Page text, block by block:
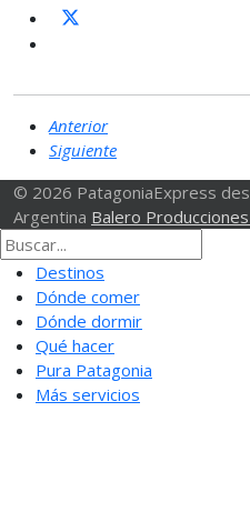
Anterior
Siguiente
© 2026 PatagoniaExpress
Argentina Balero
Destinos
Dónde comer
Dónde dormir
Qué hacer
Pura Patagonia
Más servicios